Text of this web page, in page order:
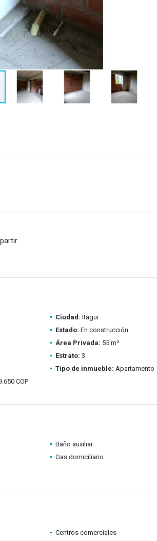
Ciudad: Itagui
Estado: En construcción
Área Privada: 55 m²
Estrato: 3
Tipo de inmueble: Apartamento
COP
Baño auxiliar
Gas domiciliario
Centros comerciales